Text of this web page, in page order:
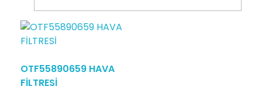
OTF55890659 HAVA
FİLTRESİ